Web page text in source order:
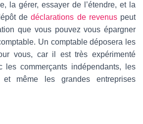
la gérer, essayer de l’étendre, et la
dedéclarations de revenuspeut
que vous pouvez vous épargner
Un comptable déposera les
vous, car il est très expérimenté
les commerçants indépendants, les
et même les grandes entreprises